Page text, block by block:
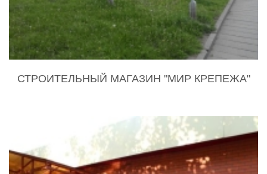
СТРОИТЕЛЬНЫЙ МАГАЗИН "МИР КРЕПЕЖА"